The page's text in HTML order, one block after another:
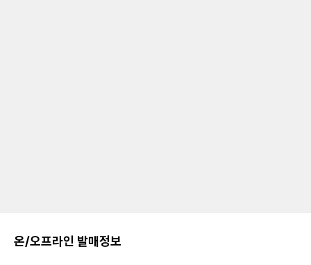
온/오프라인 발매정보